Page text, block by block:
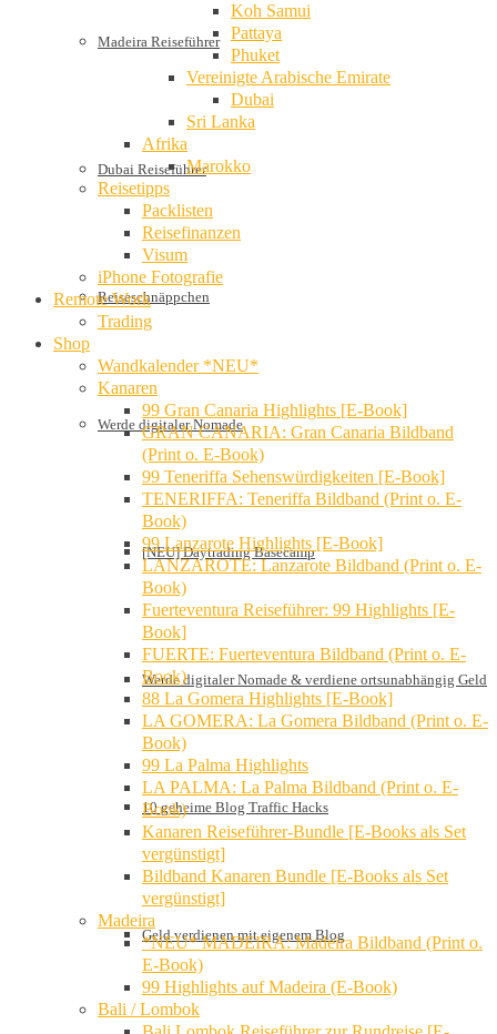
Madeira Reiseführer
Dubai Reiseführer
Reiseschnäppchen
Werde digitaler Nomade
[NEU] Daytrading Basecamp
Werde digitaler Nomade & verdiene ortsunabhängig Geld
10 geheime Blog Traffic Hacks
Geld verdienen mit eigenem Blog
Koh Samui
Pattaya
Phuket
Vereinigte Arabische Emirate
Dubai
Sri Lanka
Afrika
Marokko
Reisetipps
Packlisten
Reisefinanzen
Visum
iPhone Fotografie
Remote Work
Trading
Shop
Wandkalender *NEU*
Kanaren
99 Gran Canaria Highlights [E-Book]
GRAN CANARIA: Gran Canaria Bildband
(Print o. E-Book)
99 Teneriffa Sehenswürdigkeiten [E-Book]
TENERIFFA: Teneriffa Bildband (Print o. E-
Book)
99 Lanzarote Highlights [E-Book]
LANZAROTE: Lanzarote Bildband (Print o. E-
Book)
Fuerteventura Reiseführer: 99 Highlights [E-
Book]
FUERTE: Fuerteventura Bildband (Print o. E-
Book)
88 La Gomera Highlights [E-Book]
LA GOMERA: La Gomera Bildband (Print o. E-
Book)
99 La Palma Highlights
LA PALMA: La Palma Bildband (Print o. E-
Book)
Kanaren Reiseführer-Bundle [E-Books als Set
vergünstigt]
Bildband Kanaren Bundle [E-Books als Set
vergünstigt]
Madeira
*NEU* MADEIRA: Madeira Bildband (Print o.
E-Book)
99 Highlights auf Madeira (E-Book)
Bali / Lombok